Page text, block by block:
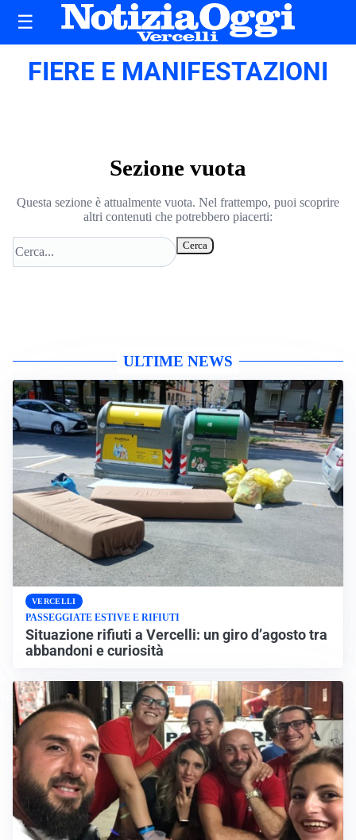
☰
FIERE E MANIFESTAZIONI
Sezione vuota
Questa sezione è attualmente vuota. Nel frattempo, puoi scoprire
altri contenuti che potrebbero piacerti:
Cerca
ULTIME NEWS
VERCELLI
PASSEGGIATE ESTIVE E RIFIUTI
Situazione rifiuti a Vercelli: un giro d’agosto tra
abbandoni e curiosità